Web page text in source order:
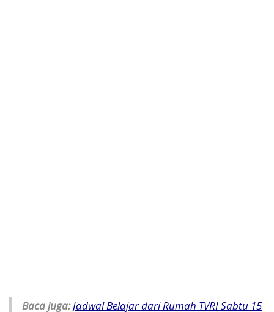
Baca juga:Jadwal Belajar dari Rumah TVRI Sabtu 15